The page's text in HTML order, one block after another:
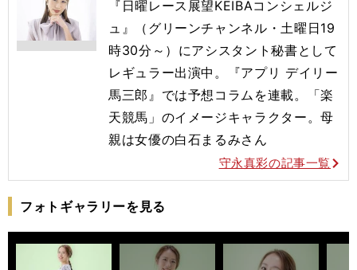
『日曜レース展望KEIBAコンシェルジ
ュ』（グリーンチャンネル・土曜日19
時30分～）にアシスタント秘書として
レギュラー出演中。『アプリ デイリー
馬三郎』では予想コラムを連載。「楽
天競馬」のイメージキャラクター。母
親は女優の白石まるみさん
守永真彩の記事一覧
フォトギャラリーを見る